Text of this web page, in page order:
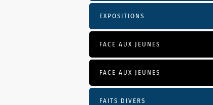
EXPOSITIONS
FACE AUX JEUNES
FACE AUX JEUNES
FAITS DIVERS